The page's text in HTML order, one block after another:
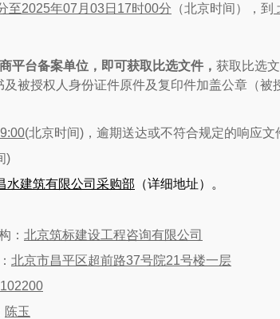
至2025年07 月 03 日 17时00分 （北京时间），到
平台备案单位，即可获取比选文件， 获取比选
被授权人身份证件原件及复印件加盖公章（被
00(北京时间) ，逾期送达或不符合规定的响应文
)
水建筑有限公司采购部 （详细地址）。
： 北京筑标建设工程咨询有限公司
北京市昌平区超前路37号院21号楼一层
102200
陈玉